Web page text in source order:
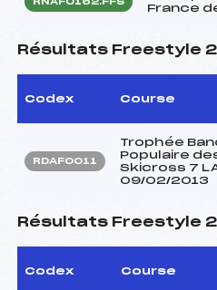
France
Résultats Freestyle
Codex Course
RDAF0011
Trophée
Populaire
Skicross 7
09/02/2013
Résultats Freestyle
Codex Course